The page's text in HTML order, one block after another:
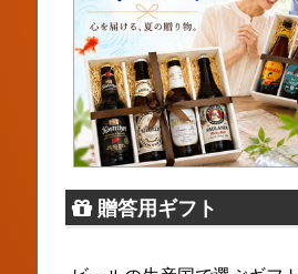
贈答用ギフト